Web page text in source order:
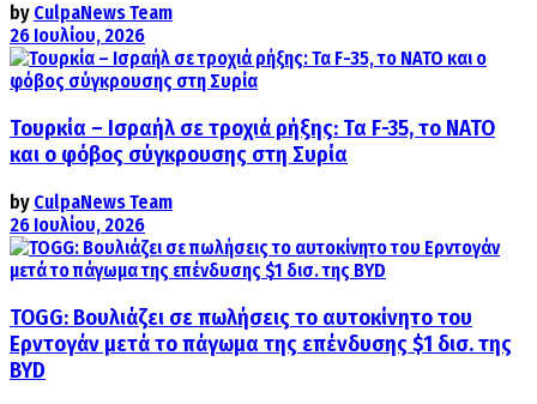
by CulpaNews Team
26 Ιουλίου, 2026
Τουρκία – Ισραήλ σε τροχιά ρήξης: Τα F-35, το ΝΑΤΟ
και ο φόβος σύγκρουσης στη Συρία
by CulpaNews Team
26 Ιουλίου, 2026
TOGG: Βουλιάζει σε πωλήσεις το αυτοκίνητο του
Ερντογάν μετά το πάγωμα της επένδυσης $1 δισ. της
BYD